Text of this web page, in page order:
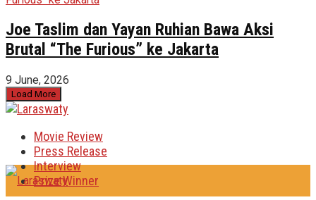
Joe Taslim dan Yayan Ruhian Bawa Aksi
Brutal “The Furious” ke Jakarta
9 June, 2026
Load More
Movie Review
Press Release
Interview
Prize Winner